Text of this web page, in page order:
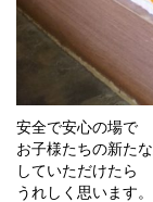
安全で安心の場で
お子様たちの新た
していただけたら
うれしく思います。